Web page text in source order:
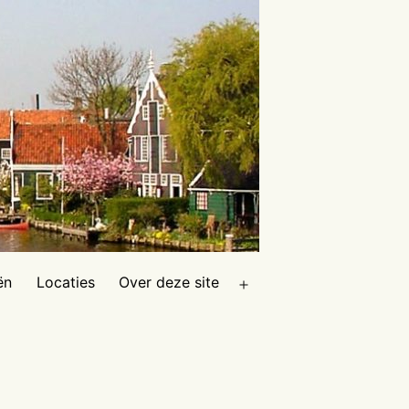
Locaties Over deze site